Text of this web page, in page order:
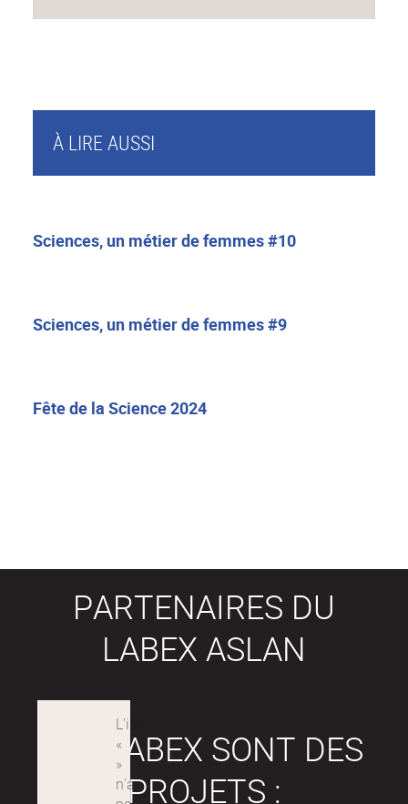
À LIRE AUSSI
Sciences, un métier de femmes #10
Sciences, un métier de femmes #9
Fête de la Science 2024
PARTENAIRES DU
LABEX ASLAN
LES LABEX SONT DES
PROJETS :